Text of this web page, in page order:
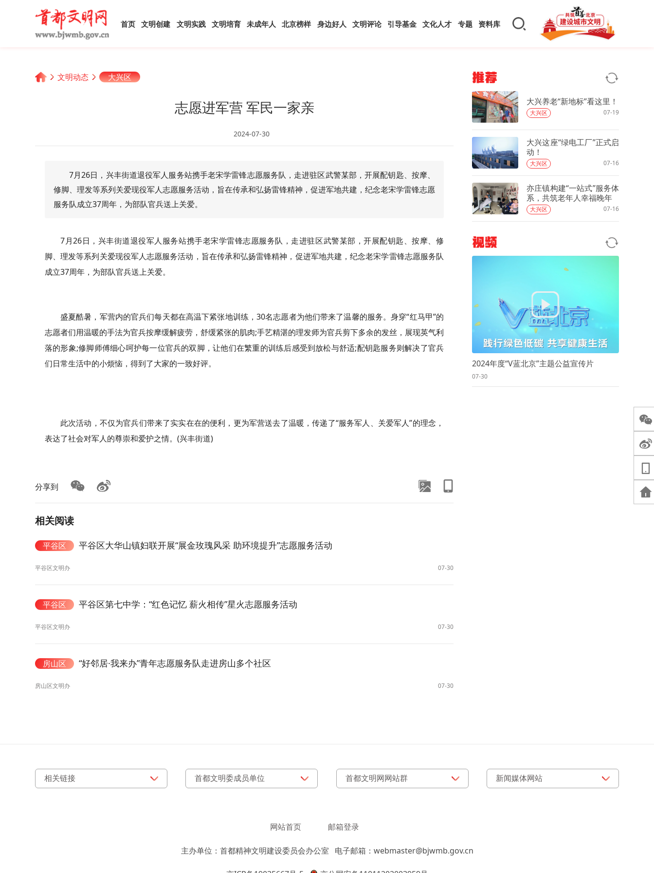
首页 文明创建 文明实践 文明培育 未成年人 北京榜样 身边好人 文明评论 引导基金 文化人才 专题 资料库
文明动态 大兴区
志愿进军营 军民一家亲
2024-07-30
7月26日，兴丰街道退役军人服务站携手老宋学雷锋志愿服务队，走进驻区武警某部，开展配钥匙、按摩、
修脚、理发等系列关爱现役军人志愿服务活动，旨在传承和弘扬雷锋精神，促进军地共建，纪念老宋学雷锋志愿
服务队成立37周年，为部队官兵送上关爱。
7月26日，兴丰街道退役军人服务站携手老宋学雷锋志愿服务队，走进驻区武警某部，开展配钥匙、按摩、修
脚、理发等系列关爱现役军人志愿服务活动，旨在传承和弘扬雷锋精神，促进军地共建，纪念老宋学雷锋志愿服务队
成立37周年，为部队官兵送上关爱。
盛夏酷暑，军营内的官兵们每天都在高温下紧张地训练，30名志愿者为他们带来了温馨的服务。身穿“红马甲”的
志愿者们用温暖的手法为官兵按摩缓解疲劳，舒缓紧张的肌肉;手艺精湛的理发师为官兵剪下多余的发丝，展现英气利
落的形象;修脚师傅细心呵护每一位官兵的双脚，让他们在繁重的训练后感受到放松与舒适;配钥匙服务则解决了官兵
们日常生活中的小烦恼，得到了大家的一致好评。
此次活动，不仅为官兵们带来了实实在在的便利，更为军营送去了温暖，传递了“服务军人、关爱军人”的理念，
表达了社会对军人的尊崇和爱护之情。(兴丰街道)
分享到
相关阅读
平谷区 平谷区大华山镇妇联开展“展金玫瑰风采 助环境提升”志愿服务活动
平谷区文明办 07-30
平谷区 平谷区第七中学：“红色记忆 薪火相传”星火志愿服务活动
平谷区文明办 07-30
房山区 “好邻居·我来办”青年志愿服务队走进房山多个社区
房山区文明办 07-30
推荐
大兴养老“新地标”看这里！
大兴区 07-19
大兴这座“绿电工厂”正式启
动！
大兴区 07-16
亦庄镇构建“一站式”服务体
系，共筑老年人幸福晚年
大兴区 07-16
视频
2024年度“V蓝北京”主题公益宣传片
07-30
网站首页 邮箱登录
主办单位：首都精神文明建设委员会办公室 电子邮箱：webmaster@bjwmb.gov.cn